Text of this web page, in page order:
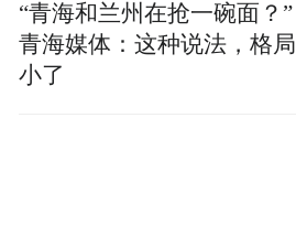
“青海和兰州在抢一碗面？”
青海媒体：这种说法，格局
小了